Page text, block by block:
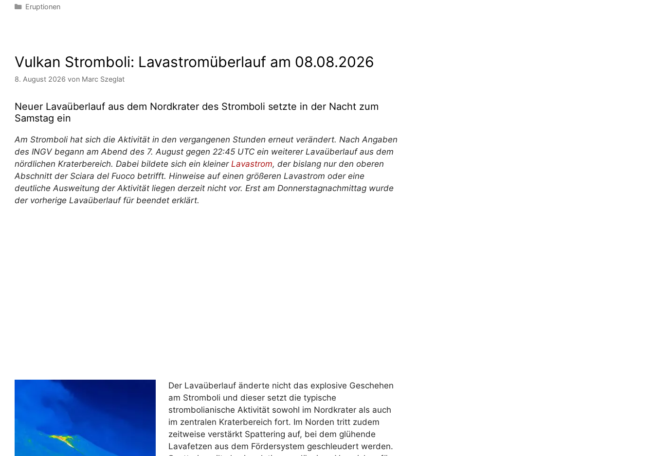
Kategorien
Eruptionen
Vulkan Stromboli: Lavastromüberlauf am 08.08.2026
8. August 2026 von Marc Szeglat
Neuer Lavaüberlauf aus dem Nordkrater des Stromboli setzte in der Nacht zum
Samstag ein
Am Stromboli hat sich die Aktivität in den vergangenen Stunden erneut verändert. Nach Angaben
des INGV begann am Abend des 7. August gegen 22:45 UTC ein weiterer Lavaüberlauf aus dem
nördlichen Kraterbereich. Dabei bildete sich ein kleiner Lavastrom, der bislang nur den oberen
Abschnitt der Sciara del Fuoco betrifft. Hinweise auf einen größeren Lavastrom oder eine
deutliche Ausweitung der Aktivität liegen derzeit nicht vor. Erst am Donnerstagnachmittag wurde
der vorherige Lavaüberlauf für beendet erklärt.
Der Lavaüberlauf änderte nicht das explosive Geschehen
am Stromboli und dieser setzt die typische
strombolianische Aktivität sowohl im Nordkrater als auch
im zentralen Kraterbereich fort. Im Norden tritt zudem
zeitweise verstärkt Spattering auf, bei dem glühende
Lavafetzen aus dem Fördersystem geschleudert werden.